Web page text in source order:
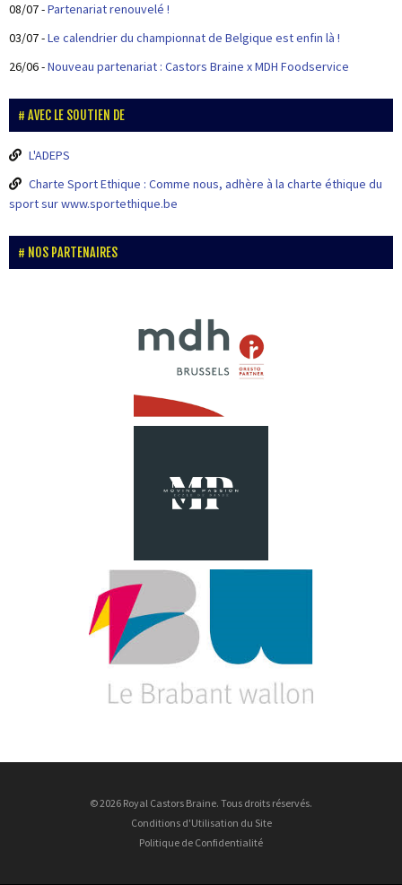
08/07-Partenariat renouvelé !
03/07-Le calendrier du championnat de Belgique est enfin là !
26/06-Nouveau partenariat : Castors Braine x MDH Foodservice
AVEC LE SOUTIEN DE
L'ADEPS
Charte Sport Ethique : Comme nous, adhère à la charte éthique du
sport sur www.sportethique.be
NOS PARTENAIRES
© 2026 Royal Castors Braine. Tous droits réservés.
Conditions d'Utilisation du Site
Politique de Confidentialité